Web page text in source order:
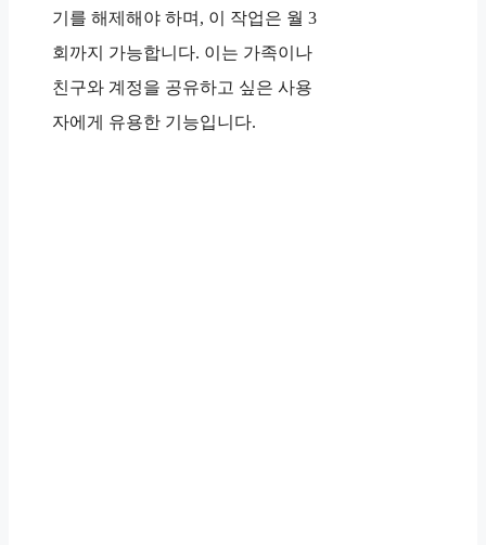
기를 해제해야 하며, 이 작업은 월 3
회까지 가능합니다. 이는 가족이나
친구와 계정을 공유하고 싶은 사용
자에게 유용한 기능입니다.